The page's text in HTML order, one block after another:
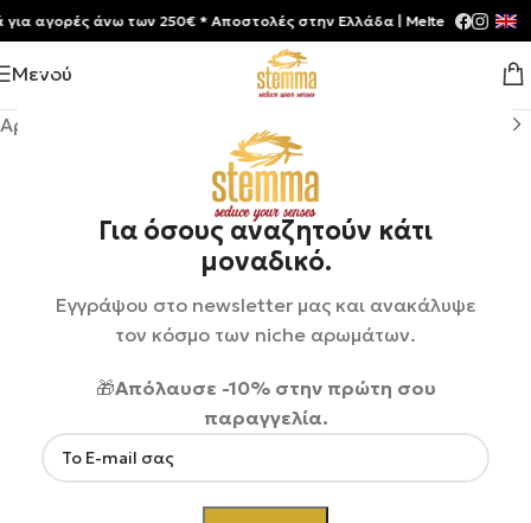
Για όσους αναζητούν κάτι
μοναδικό.
Εγγράψου στο newsletter μας και ανακάλυψε
τον κόσμο των niche αρωμάτων.
🎁Απόλαυσε -10% στην πρώτη σου
παραγγελία.
Μενού
Αρχική σελίδα Καλλυντικά
αγορές άνω των 250€ * Aποστολές στην Ελλάδα | Meltemia Exclusive